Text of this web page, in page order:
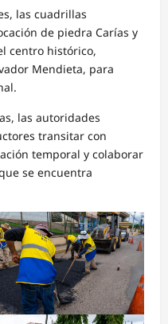
las cuadrillas
de piedra Carías y
centro histórico,
Mendieta, para
las autoridades
transitar con
temporal y colaborar
se encuentra